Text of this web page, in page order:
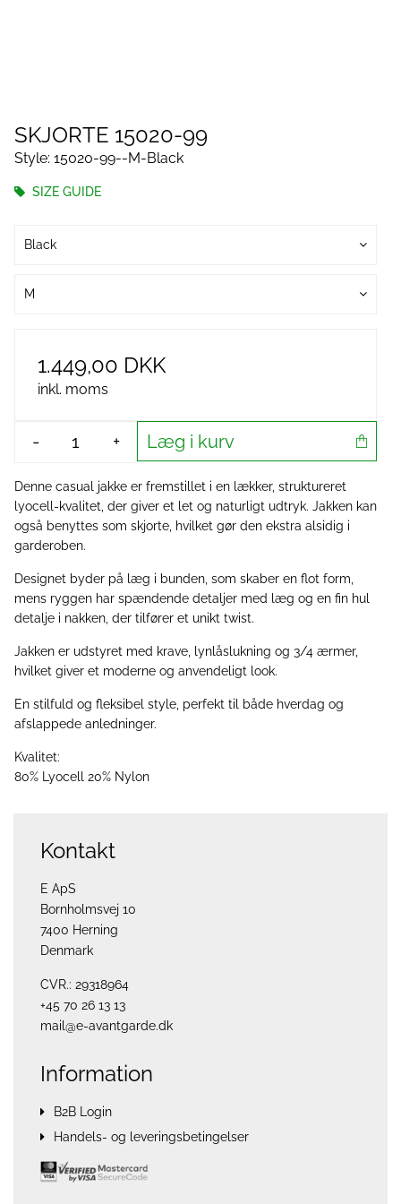
SKJORTE 15020-99
Style: 15020-99--M-Black
SIZE GUIDE
Black
M
1.449,00 DKK
inkl. moms
- + Læg i kurv
Denne casual jakke er fremstillet i en lækker, struktureret
lyocell-kvalitet, der giver et let og naturligt udtryk. Jakken kan
også benyttes som skjorte, hvilket gør den ekstra alsidig i
garderoben.
Designet byder på læg i bunden, som skaber en flot form,
mens ryggen har spændende detaljer med læg og en fin hul
detalje i nakken, der tilfører et unikt twist.
Jakken er udstyret med krave, lynlåslukning og 3/4 ærmer,
hvilket giver et moderne og anvendeligt look.
En stilfuld og fleksibel style, perfekt til både hverdag og
afslappede anledninger.
Kvalitet:
80% Lyocell 20% Nylon
Kontakt
E ApS
Bornholmsvej 10
7400 Herning
Denmark
CVR.: 29318964
+45 70 26 13 13
mail@e-avantgarde.dk
Information
B2B Login
Handels- og leveringsbetingelser